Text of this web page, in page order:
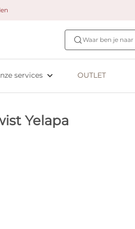
Waar ben je
Empreinte
services
styling services Ontdek jouw
Bh-maat
OUTLET
Yelapa